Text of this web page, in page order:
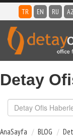
TR EN RU
Detay
AnaSayfa BLOG